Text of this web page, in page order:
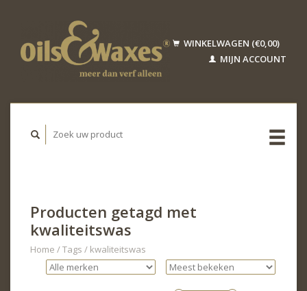
WINKELWAGEN (€0,00)
MIJN ACCOUNT
Producten getagd met
kwaliteitswas
Home /Tags / kwaliteitswas